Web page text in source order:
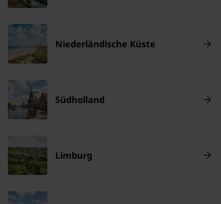
Niederländische Küste
Südholland
Limburg